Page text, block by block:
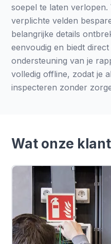
soepel te laten
verplichte velden
belangrijke details
eenvoudig en biedt
ondersteuning van je
volledig offline, zodat je
inspecteren zonder
Wat onze